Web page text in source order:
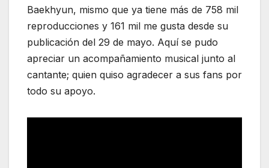
Baekhyun, mismo que ya tiene más de 758 mil
reproducciones y 161 mil me gusta desde su
publicación del 29 de mayo. Aquí se pudo
apreciar un acompañamiento musical junto al
cantante; quien quiso agradecer a sus fans por
todo su apoyo.